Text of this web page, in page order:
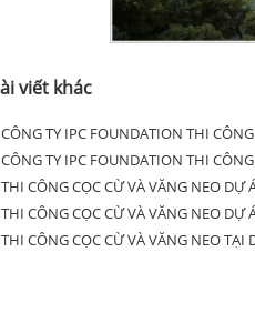
viết khác
CÔNG TY IPC FOUNDATION THI
CÔNG TY IPC FOUNDATION THI
THI CÔNG CỌC CỪ VÀ VĂNG NEO DỰ
THI CÔNG CỌC CỪ VÀ VĂNG NEO DỰ
THI CÔNG CỌC CỪ VÀ VĂNG NEO